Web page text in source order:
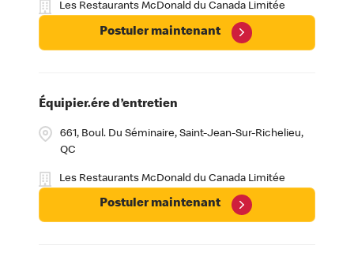
Les Restaurants McDonald du Canada Limitée
Postuler maintenant
Équipier.ére d’entretien
661, Boul. Du Séminaire, Saint-Jean-Sur-Richelieu,
QC
Les Restaurants McDonald du Canada Limitée
Postuler maintenant